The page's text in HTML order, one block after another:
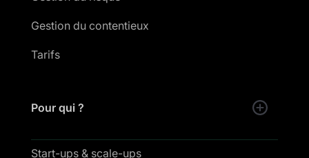
Gestion du contentieux
Tarifs
Pour qui ?
Start-ups & scale-ups